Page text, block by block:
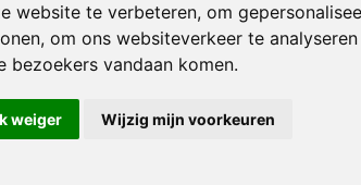
website te verbeteren, om
om ons websiteverkeer te
bezoekers vandaan komen.
weiger Wijzig mijn voorkeuren
Pinterest